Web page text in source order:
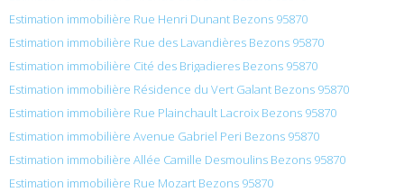
Estimation immobilière Rue Henri Dunant Bezons 95870
Estimation immobilière Rue des Lavandières Bezons 95870
Estimation immobilière Cité des Brigadieres Bezons 95870
Estimation immobilière Résidence du Vert Galant Bezons 95870
Estimation immobilière Rue Plainchault Lacroix Bezons 95870
Estimation immobilière Avenue Gabriel Peri Bezons 95870
Estimation immobilière Allée Camille Desmoulins Bezons 95870
Estimation immobilière Rue Mozart Bezons 95870